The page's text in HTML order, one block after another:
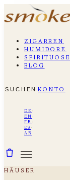
zigarren
humidore
blog
suchen konto
de ·
en ·
fr ·
es ·
ar
häuser